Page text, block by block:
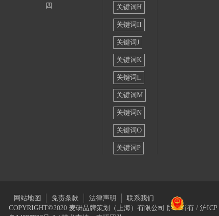
四
关键词H
关键词II
关键词J
关键词K
关键词L
关键词M
关键词N
关键词O
关键词P
网站地图 免责条款 法律声明
联系我们
COPYRIGHT©2020 麦研品牌策划（上海）有限公司 版权所有 / 沪ICP